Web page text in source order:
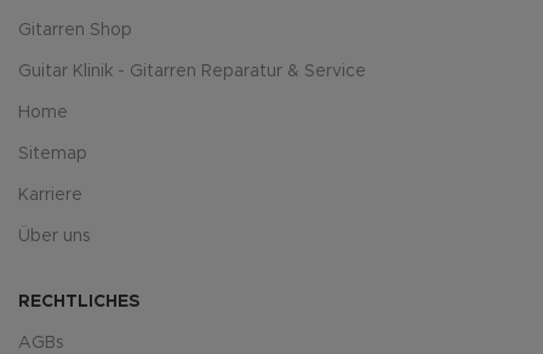
Gitarren Shop
Guitar Klinik - Gitarren Reparatur & Service
Home
Sitemap
Karriere
Über uns
RECHTLICHES
AGBs